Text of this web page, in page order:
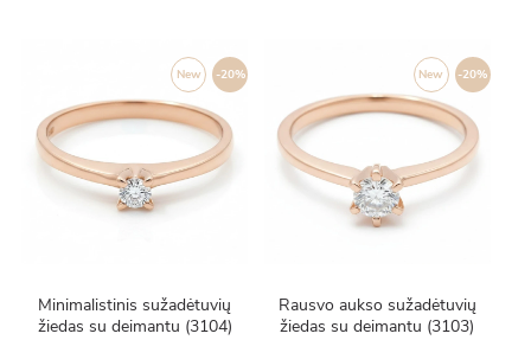
-20%
New
Minimalistinis sužadėtuvių
žiedas su deimantu (3104)
-20%
New
Rausvo aukso sužadėtuvių
žiedas su deimantu (3103)